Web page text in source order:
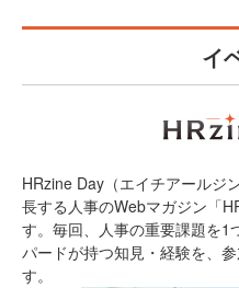
イ
HRzine Day（エイチアールジ
長する人事のWebマガジン「
す。毎回、人事の重要課題を1
パードが持つ知見・経験を、
す。